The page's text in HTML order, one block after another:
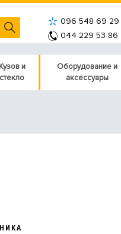
096 548 69 29
044 229 53 86
Кузов и
стекло
Оборудование и
аксессуары